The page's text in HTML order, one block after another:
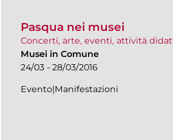
Pasqua nei musei
Concerti, arte, eventi, attività
Musei in Comune
24/03 - 28/03/2016
Evento|Manifestazioni